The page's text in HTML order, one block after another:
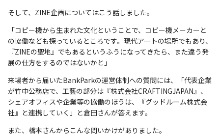
そして、ZINE企画についてはこう話しました。
「コピー機から生まれた文化ということで、コピー機メーカーと
の協働なども探っているところです。現代アートの場所でもあり、
『ZINEの聖地』でもあるというふうになってきたら、また違う発
展の仕方をするのではないかと」
来場者から届いたBankParkの運営体制への質問には、「代表企業
が竹中公務店で、工藝の部分は『株式会社CRAFTINGJAPAN』、
シェアオフィスや企業等の協働のほうは、『グッドルーム株式会
社』と連携していく」と倉田さんが答えます。
また、橋本さんからこんな問いかけがありました。